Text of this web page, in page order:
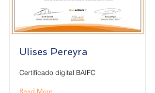
Ulises Pereyra
Certificado digital BAIFC
Read More